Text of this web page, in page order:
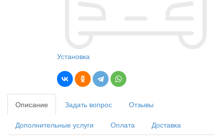
Установка
Описание Задать вопрос Отзывы
Дополнительные услуги Оплата Доставка